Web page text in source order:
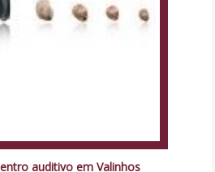
auditivo em Valinhos